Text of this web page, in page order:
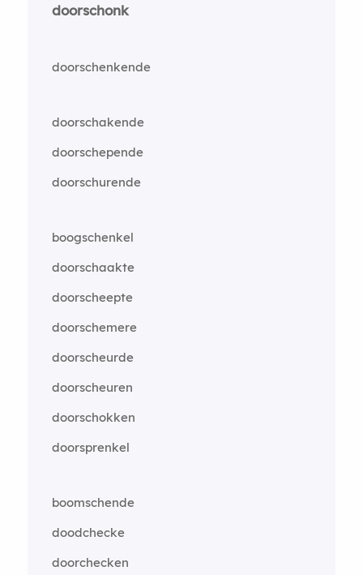
doorschonk
doorschenkende
doorschakende
doorschepende
doorschurende
boogschenkel
doorschaakte
doorscheepte
doorschemere
doorscheurde
doorscheuren
doorschokken
doorsprenkel
boomschende
doodchecke
doorchecken